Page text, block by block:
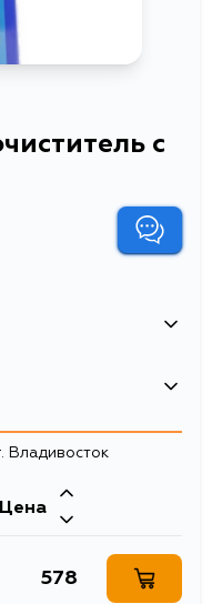
с
Владивосток
Цена
578